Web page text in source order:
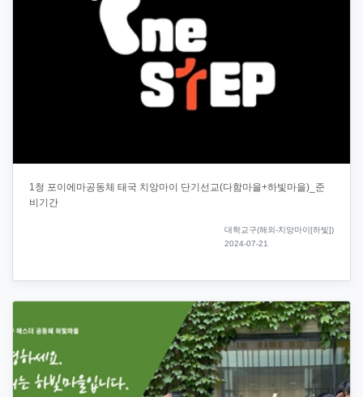
1청 포이에마공동체 태국 치앙마이 단기선교(다함마을+하빛마을)_준
비기간
대학교구(해외-치앙마이[하빛])
2024-07-21